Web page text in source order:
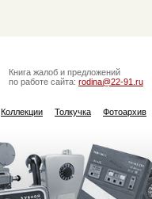
Книга жалоб и предложений
по работе сайта: rodina@22-91.ru
Коллекции Толкучка Фотоархив